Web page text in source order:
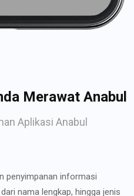
Merawat Anabul
Aplikasi Anabul
penyimpanan informasi
nama lengkap, hingga jenis